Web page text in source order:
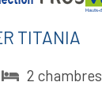
TITANIA
2 chambres